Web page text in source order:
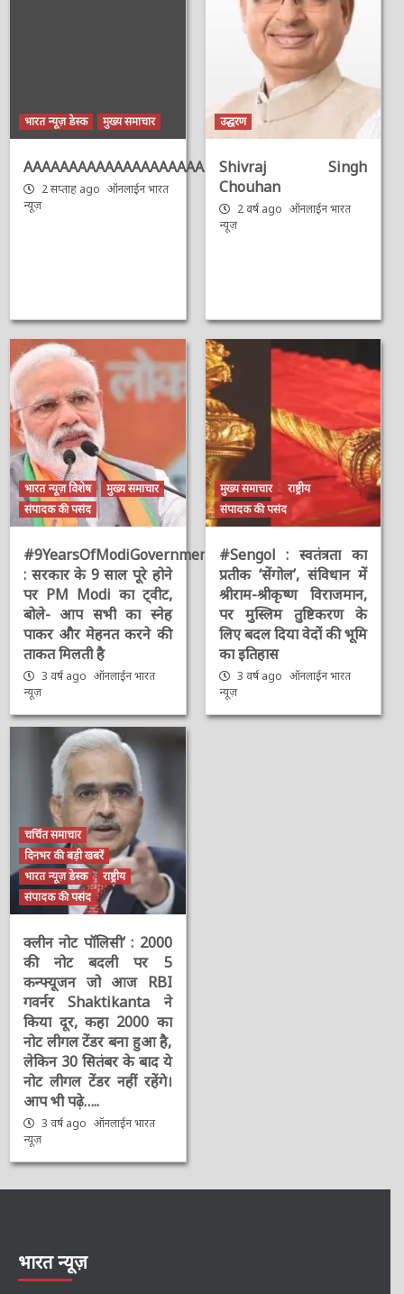
भारत न्यूज़ डेस्क मुख्य समाचार
AAAAAAAAAAAAAAAAAAAAAAAAAAAAAAAAA
2 सप्ताह ago ऑनलाईन भारत
न्यूज़
उद्धरण
Shivraj Singh
Chouhan
2 वर्ष ago ऑनलाईन भारत
न्यूज़
भारत न्यूज़ विशेष
मुख्य समाचार
संपादक की पसंद
#9YearsOfModiGovernment
: सरकार के 9 साल पूरे होने
पर PM Modi का ट्वीट,
बोले- आप सभी का स्नेह
पाकर और मेहनत करने की
ताकत मिलती है
3 वर्ष ago ऑनलाईन भारत
न्यूज़
मुख्य समाचार
राष्ट्रीय
संपादक की पसंद
#Sengol : स्वतंत्रता का
प्रतीक ‘सेंगोल’, संविधान में
श्रीराम-श्रीकृष्ण विराजमान,
पर मुस्लिम तुष्टिकरण के
लिए बदल दिया वेदों की भूमि
का इतिहास
3 वर्ष ago ऑनलाईन भारत
न्यूज़
चर्चित समाचार
दिनभर की बड़ी खबरें
भारत न्यूज़ डेस्क
राष्ट्रीय
संपादक की पसंद
क्लीन नोट पॉलिसी’ : 2000
की नोट बदली पर 5
कन्फ्यूजन जो आज RBI
गवर्नर Shaktikanta ने
किया दूर, कहा 2000 का
नोट लीगल टेंडर बना हुआ है,
लेकिन 30 सितंबर के बाद ये
नोट लीगल टेंडर नहीं रहेंगे।
आप भी पढ़े…..
3 वर्ष ago ऑनलाईन भारत
न्यूज़
भारत न्यूज़